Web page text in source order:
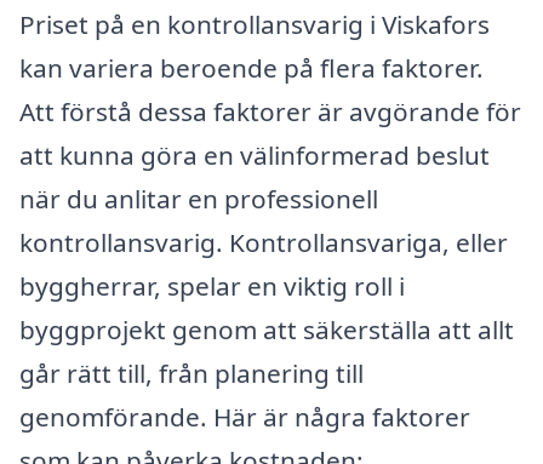
Priset på en kontrollansvarig i Viskafors
kan variera beroende på flera faktorer.
Att förstå dessa faktorer är avgörande för
att kunna göra en välinformerad beslut
när du anlitar en professionell
kontrollansvarig. Kontrollansvariga, eller
byggherrar, spelar en viktig roll i
byggprojekt genom att säkerställa att allt
går rätt till, från planering till
genomförande. Här är några faktorer